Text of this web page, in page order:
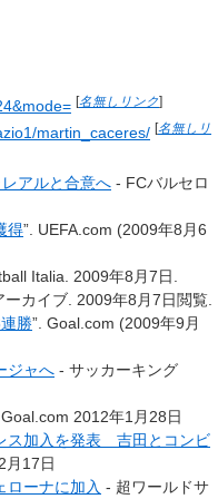
[名無しリンク]
martin_caceres/ [名無しリ
アルと合意へ - FCバルセロ
得”. UEFA.com (2009年8月6
Italia. 2009年8月7日.
ーカイブ . 2009年8月7日閲覧
勝”. Goal.com (2009年9月
ジャへ - サッカーキング
2012年1月28日
ス加入を発表 吉田とコンビ
月17日
ローナに加入 - 超ワールドサ